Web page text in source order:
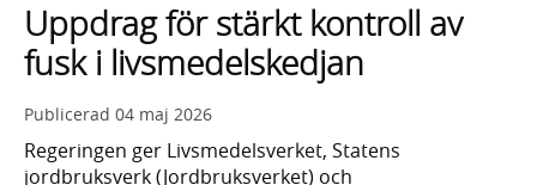
med
sökförslag
Uppdrag för stärkt kontroll av
fusk i livsmedelskedjan
Publicerad 04 maj 2026
Regeringen ger Livsmedelsverket, Statens
jordbruksverk (Jordbruksverket) och